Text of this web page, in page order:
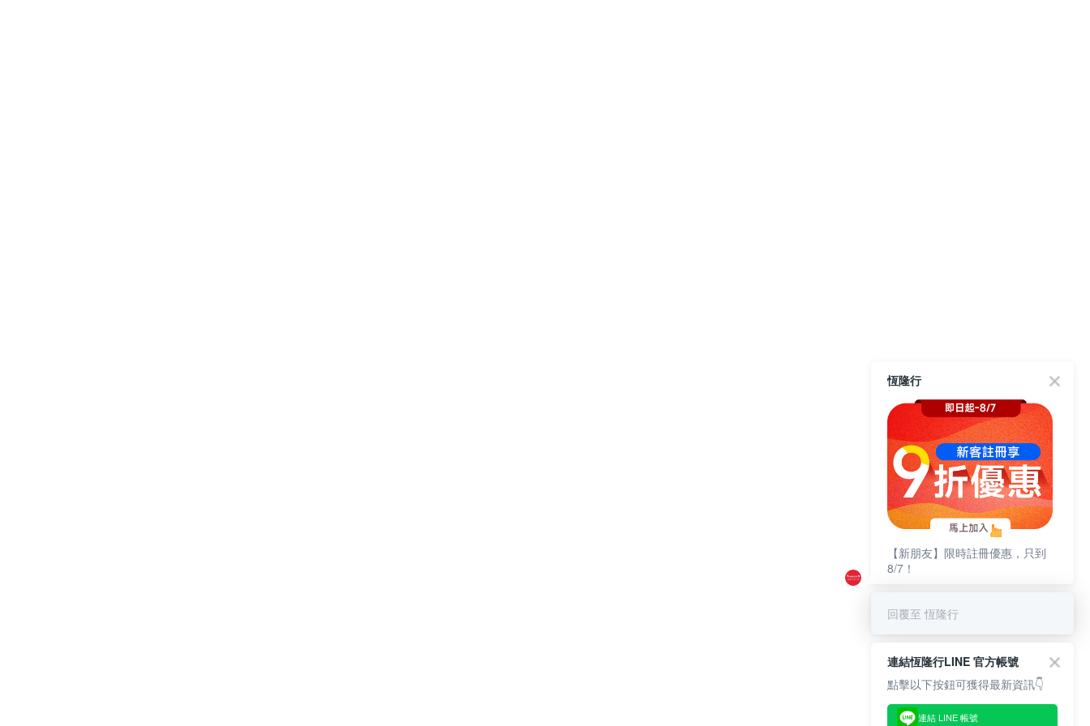
恆隆行
【新朋友】限時註冊優惠，只到
8/7！
回覆至 恆隆行
連結恆隆行LINE 官方帳號
點擊以下按鈕可獲得最新資訊👇
連結 LINE 帳號